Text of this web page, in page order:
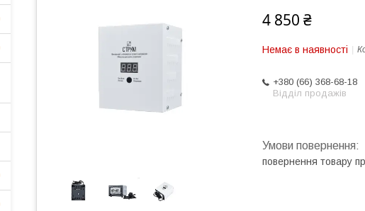
4 850 ₴
Немає в наявності
+380 (66) 368-68-18
Відділ продажів
повернення товару